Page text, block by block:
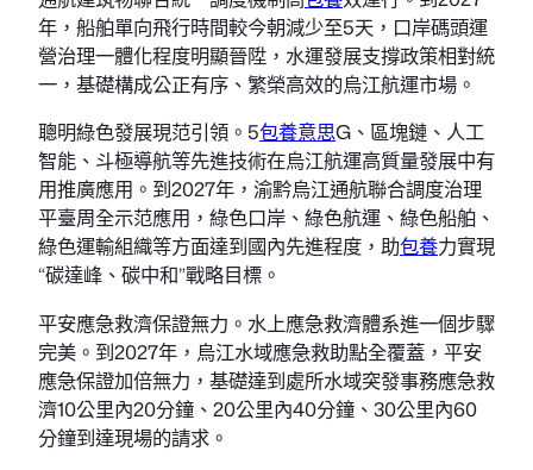
年，船舶單向飛行時間較今朝減少至5天，口岸碼頭運
營治理一體化程度明顯晉陞，水運發展支撐政策相對統
一，基礎構成公正有序、繁榮高效的烏江航運市場。
聰明綠色發展現范引領。5包養意思G、區塊鏈、人工
智能、斗極導航等先進技術在烏江航運高質量發展中有
用推廣應用。到2027年，渝黔烏江通航聯合調度治理
平臺周全示范應用，綠色口岸、綠色航運、綠色船舶、
綠色運輸組織等方面達到國內先進程度，助包養力實現
“碳達峰、碳中和”戰略目標。
平安應急救濟保證無力。水上應急救濟體系進一個步驟
完美。到2027年，烏江水域應急救助點全覆蓋，平安
應急保證加倍無力，基礎達到處所水域突發事務應急救
濟10公里內20分鐘、20公里內40分鐘、30公里內60
分鐘到達現場的請求。